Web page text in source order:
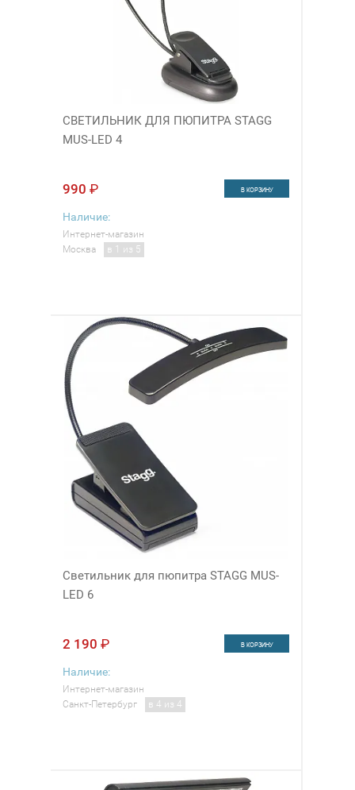
СВЕТИЛЬНИК ДЛЯ ПЮПИТРА STAGG
MUS-LED 4
990 ₽ В КОРЗИНУ
Наличие:
Интернет-магазин
Москва
в 1 из 5
Cветильник для пюпитра STAGG MUS-
LED 6
2 190 ₽ В КОРЗИНУ
Наличие:
Интернет-магазин
Санкт-Петербург
в 4 из 4